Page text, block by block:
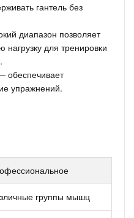
гантель без
диапазон позволяет
нагрузку для тренировки
обеспечивает
упражнений.
группы мышц